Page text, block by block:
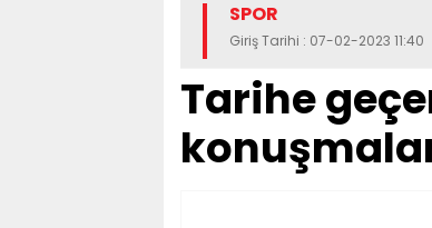
SPOR
Giriş Tarihi : 07-02-2023 11:40
Tarihe